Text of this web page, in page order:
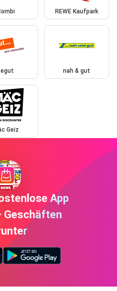
REWE Kaufpark
nah & gut
Geiz
App
Geschäften